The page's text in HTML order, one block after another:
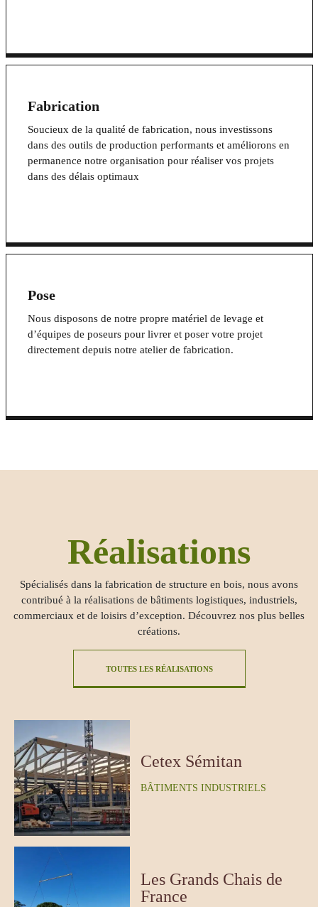
Fabrication
Soucieux de la qualité de fabrication, nous investissons
dans des outils de production performants et améliorons en
permanence notre organisation pour réaliser vos projets
dans des délais optimaux
Pose
Nous disposons de notre propre matériel de levage et
d’équipes de poseurs pour livrer et poser votre projet
directement depuis notre atelier de fabrication.
Réalisations
Spécialisés dans la fabrication de structure en bois, nous avons
contribué à la réalisations de bâtiments logistiques, industriels,
commerciaux et de loisirs d’exception. Découvrez nos plus belles
créations.
TOUTES LES RÉALISATIONS
Cetex Sémitan
BÂTIMENTS INDUSTRIELS
Les Grands Chais de
France